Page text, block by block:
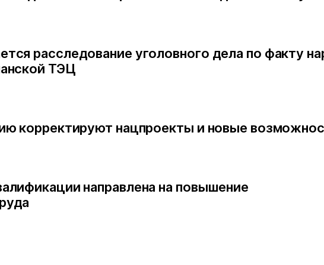
расследование уголовного дела по факту
ТЭЦ
корректируют нацпроекты и новые
направлена на повышение